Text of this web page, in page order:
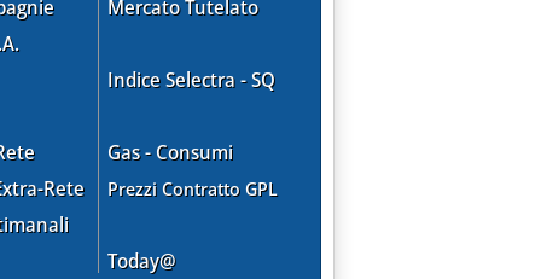
il pieno di ricorsi'
Rete
Mercato Tutelato
Indice Selectra - SQ
Gas - Consumi
Prezzi Contratto GPL
Today@